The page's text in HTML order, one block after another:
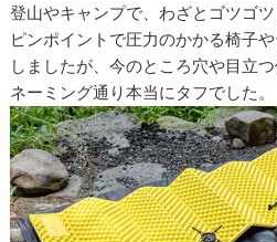
登山やキャンプで、わざとゴツゴツ
ピンポイントで圧力のかかる椅子
しましたが、今のところ穴や目立
ネーミング通り本当にタフでした。